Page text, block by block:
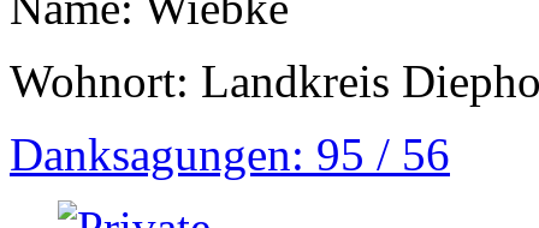
Wohnort: Landkreis
Danksagungen: 95 / 56